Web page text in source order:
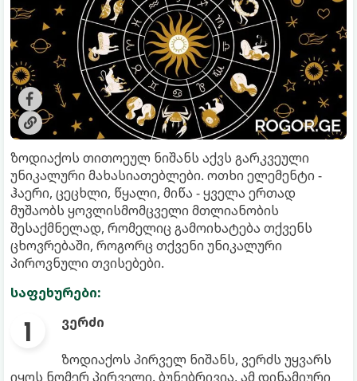
ზოდიაქოს თითოეულ ნიშანს აქვს გარკვეული
უნიკალური მახასიათებლები. ოთხი ელემენტი -
ჰაერი, ცეცხლი, წყალი, მიწა - ყველა ერთად
მუშაობს ყოვლისმომცველი მთლიანობის
შესაქმნელად, რომელიც გამოიხატება თქვენს
ცხოვრებაში, როგორც თქვენი უნიკალური
პიროვნული თვისებები.
საფეხურები:
ვერძი
ზოდიაქოს პირველ ნიშანს, ვერძს უყვარს
იყოს ნომერ პირველი. ბუნებრივია, ამ დინამიური